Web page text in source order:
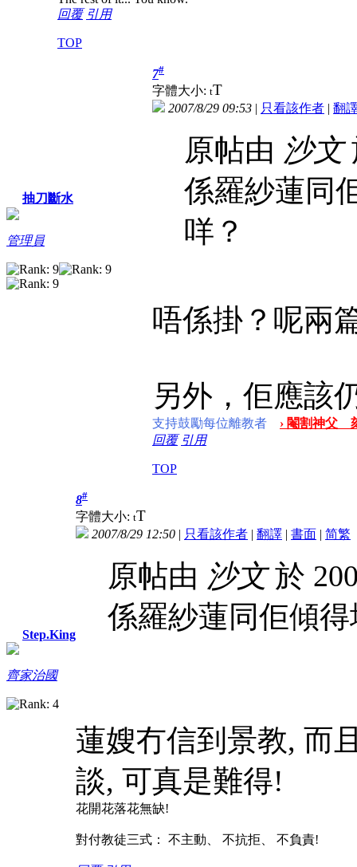
回覆 引用
TOP
抽刀斷水
管理員
7#
字體大小: tT
2007/8/29 09:53 | 只看該作者 | 翻
原帖由 沙文
係羅紗蓮同
咩？
唔係掛？呢兩
另外，佢應該
支持鼓勵每位離教者
› 閹割神父
回覆 引用
TOP
Step.King
齊家治國
8#
字體大小: tT
2007/8/29 12:50 | 只看該作者 | 翻譯 | 書面 | 简繁
原帖由 沙文於
係羅紗蓮同佢傾
蓮嫂冇信到景教, 而
談, 可真是難得!
花開花落花無缺!
對付教徒三式： 不主動、 不抗拒、 不負責!